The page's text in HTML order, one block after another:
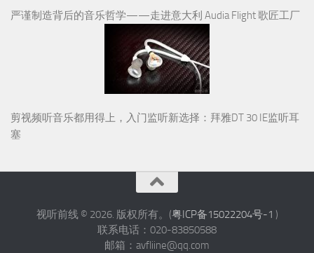
严谨制造背后的音乐哲学——走进意大利 Audia Flight 歌匠工厂
剪视频听音乐都用得上，入门监听新选择：拜雅DT 30 IE监听耳
塞
视听前线 © 2026. 版权所有。(粤ICP备15022204号-1 )
联系电话：020-83850588
邮箱：avfliine@qq.com